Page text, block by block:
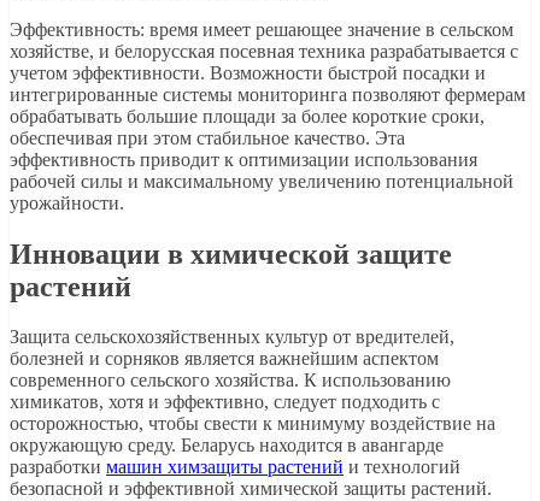
Эффективность: время имеет решающее значение в сельском
хозяйстве, и белорусская посевная техника разрабатывается с
учетом эффективности. Возможности быстрой посадки и
интегрированные системы мониторинга позволяют фермерам
обрабатывать большие площади за более короткие сроки,
обеспечивая при этом стабильное качество. Эта
эффективность приводит к оптимизации использования
рабочей силы и максимальному увеличению потенциальной
урожайности.
Инновации в химической защите
растений
Защита сельскохозяйственных культур от вредителей,
болезней и сорняков является важнейшим аспектом
современного сельского хозяйства. К использованию
химикатов, хотя и эффективно, следует подходить с
осторожностью, чтобы свести к минимуму воздействие на
окружающую среду. Беларусь находится в авангарде
разработки машин химзащиты растений и технологий
безопасной и эффективной химической защиты растений.